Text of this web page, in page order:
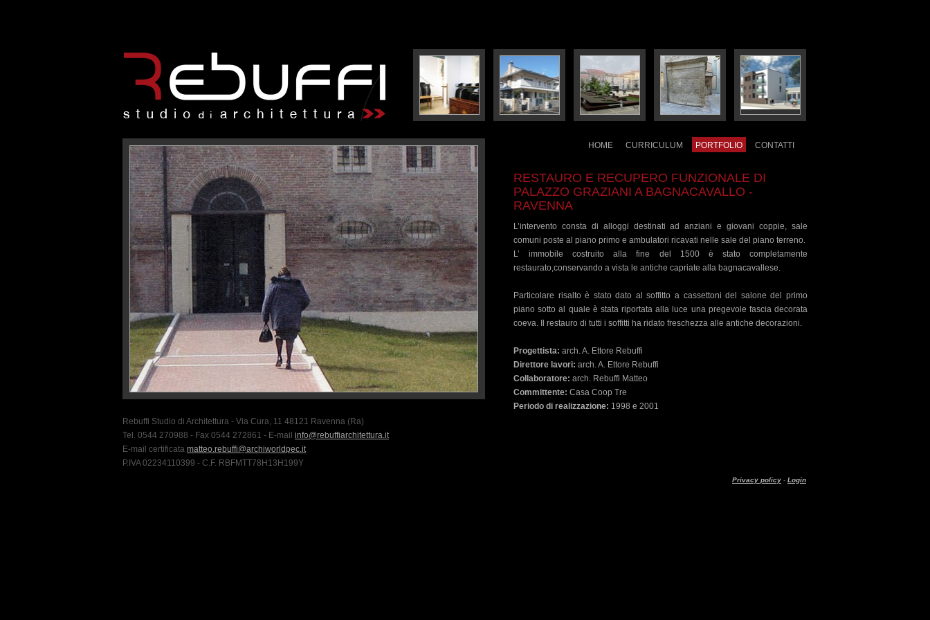
Rebuffi Studio di Architettura - Via Cura, 11 48121 Ravenna (Ra)
Tel. 0544 270988 - Fax 0544 272861 - E-mail info@rebuffiarchitettura.it
E-mail certificata matteo.rebuffi@archiworldpec.it
P.IVA 02234110399 - C.F. RBFMTT78H13H199Y
HOME CURRICULUM PORTFOLIO CONTATTI
RESTAURO E RECUPERO FUNZIONALE DI
PALAZZO GRAZIANI A BAGNACAVALLO -
RAVENNA
L’intervento consta di alloggi destinati ad anziani e giovani coppie, sale
comuni poste al piano primo e ambulatori ricavati nelle sale del piano terreno.
L’ immobile costruito alla fine del 1500 è stato completamente
restaurato,conservando a vista le antiche capriate alla bagnacavallese.
Particolare risalto è stato dato al soffitto a cassettoni del salone del primo
piano sotto al quale è stata riportata alla luce una pregevole fascia decorata
coeva. Il restauro di tutti i soffitti ha ridato freschezza alle antiche decorazioni.
Progettista: arch. A. Ettore Rebuffi
Direttore lavori: arch. A. Ettore Rebuffi
Collaboratore: arch. Rebuffi Matteo
Committente: Casa Coop Tre
Periodo di realizzazione: 1998 e 2001
Privacy policy - Login